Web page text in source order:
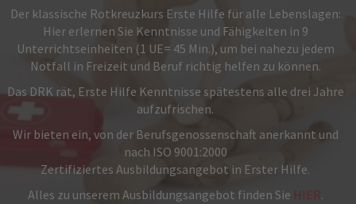
Der klassische Rotkreuzkurs Erste Hilfe für alle Lebenslagen:
Hier erlernen Sie Kenntnisse und Fähigkeiten in 9
Unterrichtseinheiten (1 UE= 45 Min.), um bei nahezu jedem
Notfall in Freizeit und Beruf richtig helfen zu können.
Das DRK rät, Erste Hilfe Kenntnisse spätestens alle drei Jahre
aufzufrischen.
Wir bieten ein, von der Berufsgenossenschaft anerkannt und
nach ISO 9001:2000
Zertifiziertes Ausbildungsangebot in Erster Hilfe.
Alles zu unserem Ausbildungsangebot finden Sie HIER.